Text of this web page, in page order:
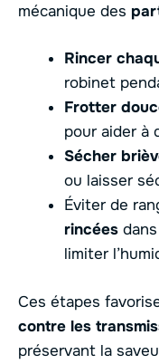
mécanique des
Rincer
robinet
Frotter
pour aider à
Sécher
ou laisser
Éviter de
rincées
limiter
Ces étapes
contre les
préservant la